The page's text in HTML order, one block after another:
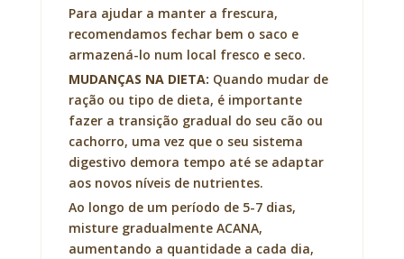
Para ajudar a manter a frescura,
recomendamos fechar bem o saco e
armazená-lo num local fresco e seco.
MUDANÇAS NA DIETA: Quando mudar de
ração ou tipo de dieta, é importante
fazer a transição gradual do seu cão ou
cachorro, uma vez que o seu sistema
digestivo demora tempo até se adaptar
aos novos níveis de nutrientes.
Ao longo de um período de 5-7 dias,
misture gradualmente ACANA,
aumentando a quantidade a cada dia,